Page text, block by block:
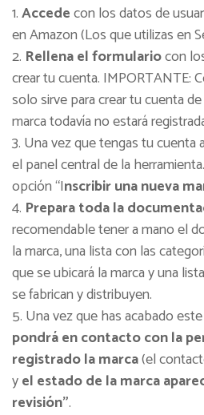
Accedecon los datos de
en Amazon (Los que utilizas en
Rellena el formulariocon
crear tu cuenta. IMPORTANTE:
solo sirve para crear tu cuenta
marca todavía no estará
Una vez que tengas tu cuenta
el panel central de la
opción “Inscribir una nueva
Prepara toda la
recomendable tener a mano el
la marca, una lista con las
que se ubicará la marca y una
se fabrican y distribuyen.
Una vez que has acabado
pondrá en contacto con la
registrado la marca(el
yel estado de la marca
revisión”.